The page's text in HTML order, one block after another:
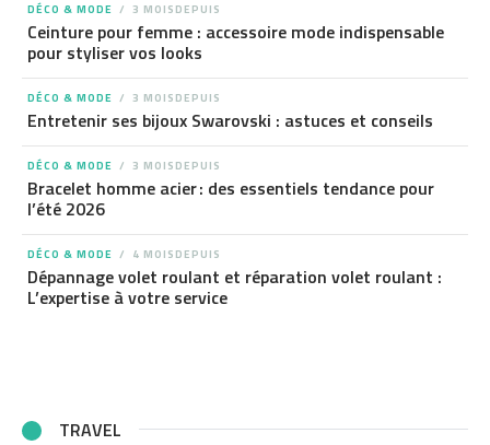
DÉCO & MODE 3 MOISDEPUIS
Ceinture pour femme : accessoire mode indispensable
pour styliser vos looks
DÉCO & MODE 3 MOISDEPUIS
Entretenir ses bijoux Swarovski : astuces et conseils
DÉCO & MODE 3 MOISDEPUIS
Bracelet homme acier : des essentiels tendance pour
l’été 2026
DÉCO & MODE 4 MOISDEPUIS
Dépannage volet roulant et réparation volet roulant :
L’expertise à votre service
TRAVEL